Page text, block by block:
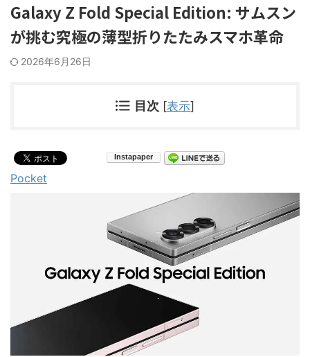
Galaxy Z Fold Special Edition: サムスン
が挑む究極の薄型折りたたみスマホ革命
2026年6月26日
目次 [表示]
Pocket